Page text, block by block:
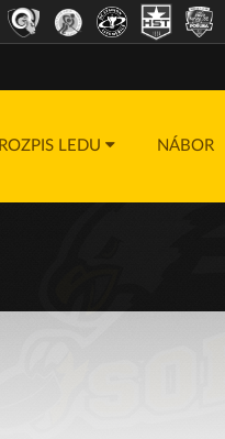
ROZPIS LEDU NÁBOR